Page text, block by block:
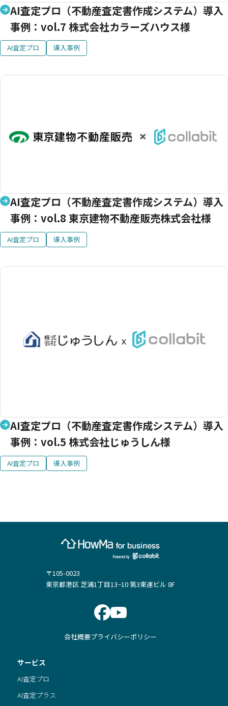
AI査定プロ（不動産査定書作成システム）導入
事例：vol.7 株式会社カラーズハウス様
AI査定プロ 導入事例
AI査定プロ（不動産査定書作成システム）導入
事例：vol.8 東京建物不動産販売株式会社様
AI査定プロ 導入事例
AI査定プロ（不動産査定書作成システム）導入
事例：vol.5 株式会社じゅうしん様
AI査定プロ 導入事例
〒105-0023
東京都港区 芝浦1丁目13−10 第3東運ビル 8F
会社概要プライバシーポリシー
サービス
AI査定プロ
AI査定プラス